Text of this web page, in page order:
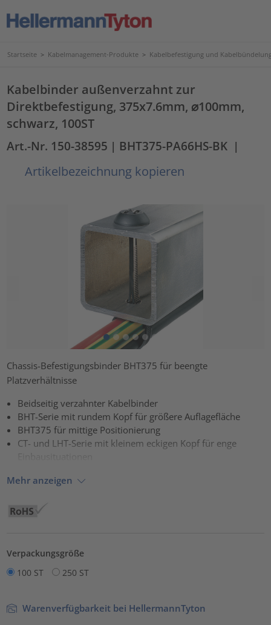
Startseite > Kabelmanagement-Produkte > Kabelbefestigung und
Kabelbinder außenverzahnt zur
Direktbefestigung, 375x7.6mm, ⌀100mm,
schwarz, 100ST
Art.-Nr. 150-38595 | BHT375-PA66HS-BK |
Artikelbezeichnung kopieren
Chassis-Befestigungsbinder BHT375 für beengte
Platzverhältnisse
Beidseitig verzahnter Kabelbinder
BHT-Serie mit rundem Kopf für größere Auflagefläche
BHT375 für mittige Positionierung
CT- und LHT-Serie mit kleinem eckigen Kopf für enge
Mehr anzeigen
Verpackungsgröße
100 ST
250 ST
Warenverfügbarkeit bei HellermannTyton